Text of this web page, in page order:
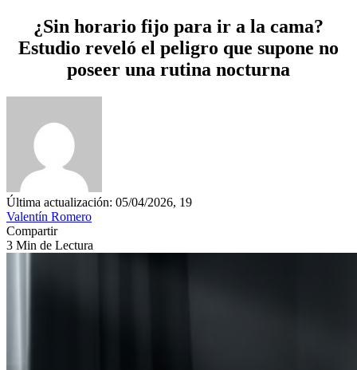
¿Sin horario fijo para ir a la cama?
Estudio reveló el peligro que supone no
poseer una rutina nocturna
Última actualización: 05/04/2026, 19
Valentín Romero
Compartir
3 Min de Lectura